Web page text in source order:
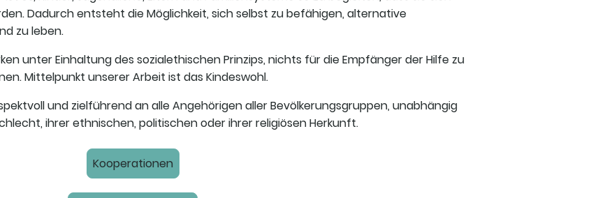
Dadurch entsteht die Möglichkeit, sich selbst zu befähigen, alternative
zu leben.
unter Einhaltung des sozialethischen Prinzips, nichts für die Empfänger der Hilfe zu
Mittelpunkt unserer Arbeit ist das Kindeswohl.
und zielführend an alle Angehörigen aller Bevölkerungsgruppen, unabhängig
ihrer ethnischen, politischen oder ihrer religiösen Herkunft.
Kooperationen